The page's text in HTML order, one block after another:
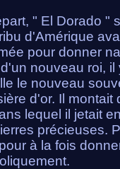
" El Dorado "
d'Amérique
pour donner
nouveau roi,
le nouveau
d'or. Il
lequel il jetait
précieuses.
à la fois